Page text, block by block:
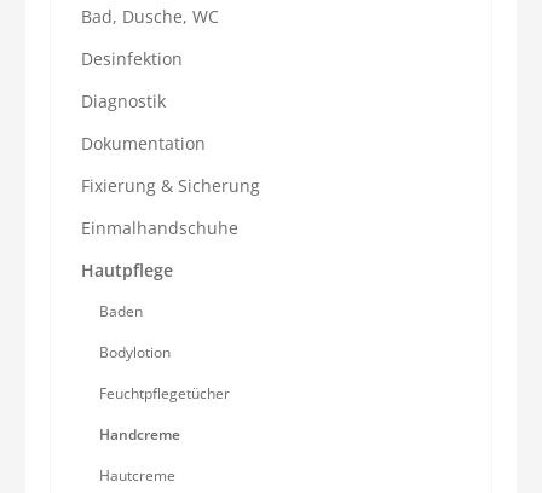
Bad, Dusche, WC
Desinfektion
Diagnostik
Dokumentation
Fixierung & Sicherung
Einmalhandschuhe
Hautpflege
Baden
Bodylotion
Feuchtpflegetücher
Handcreme
Hautcreme